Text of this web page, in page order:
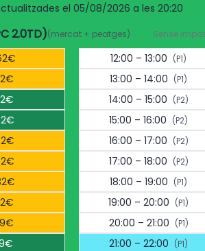
el 05/08/2026 a les 20:20
2.0TD)(mercat + peatges) Sense
12:00 – 13:00 (P1)
13:00 – 14:00 (P1)
14:00 – 15:00 (P2)
15:00 – 16:00 (P2)
16:00 – 17:00 (P2)
17:00 – 18:00 (P2)
18:00 – 19:00 (P1)
19:00 – 20:00 (P1)
20:00 – 21:00 (P1)
21:00 – 22:00 (P1)